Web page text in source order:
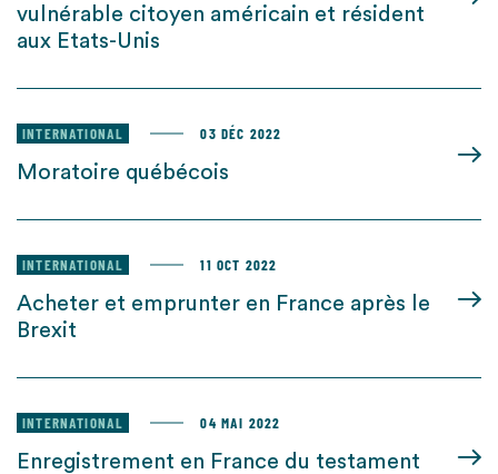
vulnérable citoyen américain et résident
aux Etats-Unis
INTERNATIONAL 03 DÉC 2022
Moratoire québécois
INTERNATIONAL 11 OCT 2022
Acheter et emprunter en France après le
Brexit
INTERNATIONAL 04 MAI 2022
Enregistrement en France du testament